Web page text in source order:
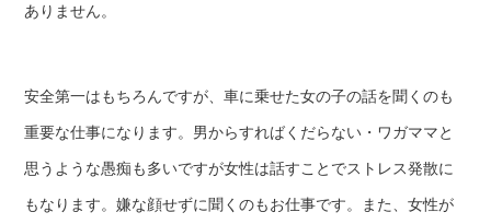
ありません。
安全第一はもちろんですが、車に乗せた女の子の話を聞くのも
重要な仕事になります。男からすればくだらない・ワガママと
思うような愚痴も多いですが女性は話すことでストレス発散に
もなります。嫌な顔せずに聞くのもお仕事です。また、女性が